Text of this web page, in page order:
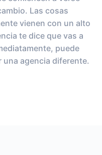
Las cosas
vienen con un alto
te dice que vas a
puede
agencia diferente.